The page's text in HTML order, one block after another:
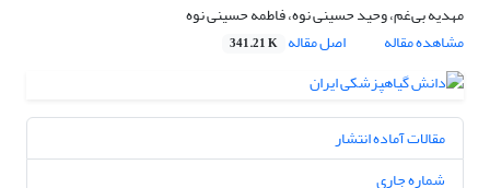
مهدیه بی‌غم، وحید حسینی نوه، فاطمه حسینی نوه
مشاهده مقاله
اصل مقاله 341.21 K
مقالات آماده انتشار
شماره جاری